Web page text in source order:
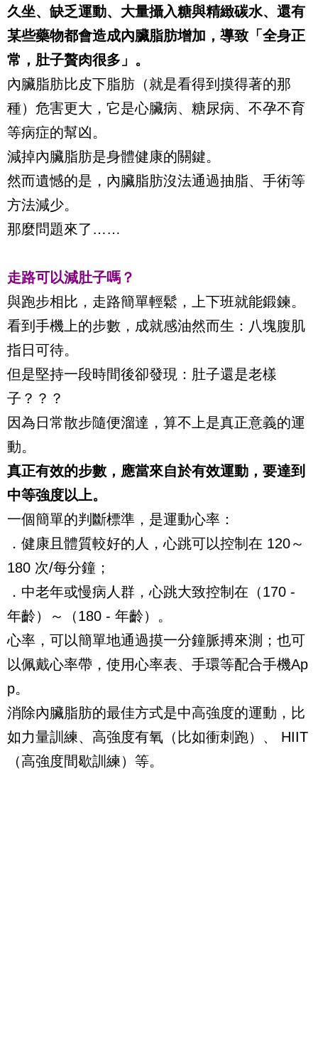
久坐、缺乏運動、大量攝入糖與精緻碳水、還有
某些藥物都會造成內臟脂肪增加，導致「全身正
常，肚子贅肉很多」。
內臟脂肪比皮下脂肪（就是看得到摸得著的那
種）危害更大，它是心臟病、糖尿病、不孕不育
等病症的幫凶。
減掉內臟脂肪是身體健康的關鍵。
然而遺憾的是，內臟脂肪沒法通過抽脂、手術等
方法減少。
那麼問題來了……
走路可以減肚子嗎？
與跑步相比，走路簡單輕鬆，上下班就能鍛鍊。
看到手機上的步數，成就感油然而生：八塊腹肌
指日可待。
但是堅持一段時間後卻發現：肚子還是老樣
子？？？
因為日常散步隨便溜達，算不上是真正意義的運
動。
真正有效的步數，應當來自於有效運動，要達到
中等強度以上。
一個簡單的判斷標準，是運動心率：
．健康且體質較好的人，心跳可以控制在 120～
180 次/每分鐘；
．中老年或慢病人群，心跳大致控制在（170 -
年齡）～（180 - 年齡）。
心率，可以簡單地通過摸一分鐘脈搏來測；也可
以佩戴心率帶，使用心率表、手環等配合手機Ap
p。
消除內臟脂肪的最佳方式是中高強度的運動，比
如力量訓練、高強度有氧（比如衝刺跑）、 HIIT
（高強度間歇訓練）等。